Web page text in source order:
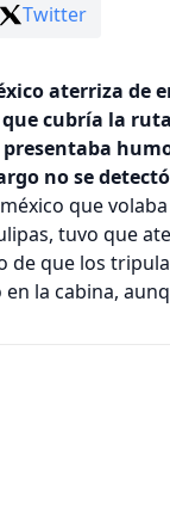
Twitter
aterriza de
cubría la
presentaba
no se
que
tuvo que
de que los
la cabina,